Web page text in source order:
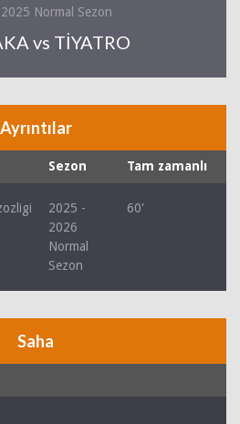
Normal Sezon
vs TİYATRO
Ayrıntılar
Sezon Tam zamanlı
2025 -
2026
Normal
Sezon
60'
Saha